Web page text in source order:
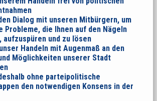
Dialog mit unseren Mitbürgern, um
Probleme, die Ihnen auf den Nägeln
aufzuspüren und zu lösen
Handeln mit Augenmaß an den
Möglichkeiten unserer Stadt
ohne parteipolitische
den notwendigen Konsens in der